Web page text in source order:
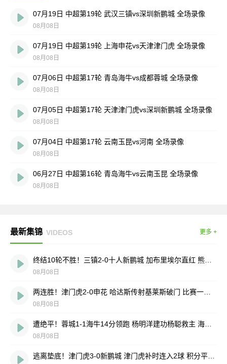
07月19日 中超第19轮 武汉三镇vs深圳新鹏城 全场录像
08月08日
07月19日 中超第19轮 上海申花vs天津津门虎 全场录像
08月08日
07月06日 中超第17轮 青岛海牛vs成都蓉城 全场录像
08月08日
07月05日 中超第17轮 天津津门虎vs深圳新鹏城 全场录像
08月08日
07月04日 中超第17轮 云南玉昆vs河南 全场录像
08月08日
06月27日 中超第16轮 青岛海牛vs云南玉昆 全场录像
08月08日
最新集锦 VIDEOS 更多 +
08月08日
08月08日
08月08日